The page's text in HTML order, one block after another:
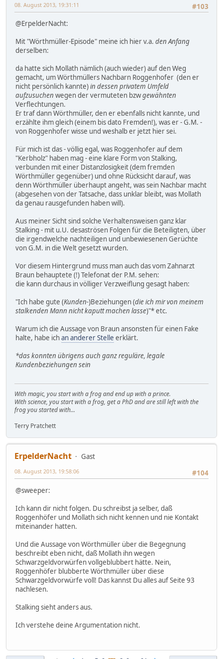
#103
08. August 2013, 19:31:11
@ErpelderNacht:
Mit "Wörthmüller-Episode" meine ich hier v.a. den Anfang
derselben:
da hatte sich Mollath nämlich (auch wieder) auf den Weg
gemacht, um Wörthmüllers Nachbarn Roggenhofer (den er
nicht persönlich kannte)in dessen privatem Umfeld
aufzusuchen wegen der vermuteten bzwgewähnten
Verflechtungen.
Er traf dann Wörthmüller, den er ebenfalls nicht kannte, und
erzählte ihm gleich (einem bis dato Fremden!), was er - G.M. -
von Roggenhofer wisse und weshalb er jetzt hier sei.
Für mich ist das - völlig egal, was Roggenhofer auf dem
"Kerbholz" haben mag - eine klare Form von Stalking,
verbunden mit einer Distanzlosigkeit (dem fremden
Wörthmüller gegenüber) und ohne Rücksicht darauf, was
denn Wörthmüller überhaupt angeht, was sein Nachbar macht
(abgesehen von der Tatsache, dass unklar bleibt, was Mollath
da genau rausgefunden haben will).
Aus meiner Sicht sind solche Verhaltensweisen ganz klar
Stalking - mit u.U. desaströsen Folgen für die Beteiligten, über
die irgendwelche nachteiligen und unbewiesenen Gerüchte
von G.M. in die Welt gesetzt wurden.
Vor diesem Hintergrund muss man auch das vom Zahnarzt
Braun behauptete (!) Telefonat der P.M. sehen:
die kann durchaus in völliger Verzweiflung gesagt haben:
"Ich habe gute (Kunden-)Beziehungen (die ich mir von meinem
stalkenden Mann nicht kaputt machen lasse)"* etc.
Warum ich die Aussage von Braun ansonsten für einen Fake
halte, habe ichan anderer Stelle erklärt.
*das konnten übrigens auch ganz reguläre, legale
Kundenbeziehungen sein
With magic, you start with a frog and end up with a prince.
With science, you start with a frog, get a PhD and are still left with the
frog you started with...
Terry Pratchett
ErpelderNacht
Gast
#104
08. August 2013, 19:58:06
@sweeper:
Ich kann dir nicht folgen. Du schreibst ja selber, daß
Roggenhöfer und Mollath sich nicht kennen und nie Kontakt
miteinander hatten.
Und die Aussage von Wörthmüller über die Begegnung
beschreibt eben nicht, daß Mollath ihn wegen
Schwarzgeldvorwürfen vollgeblubbert hätte. Nein,
Roggenhöfer blubberte Wörthmüller über diese
Schwarzgeldvorwürfe voll! Das kannst Du alles auf Seite 93
nachlesen.
Stalking sieht anders aus.
Ich verstehe deine Argumentation nicht.